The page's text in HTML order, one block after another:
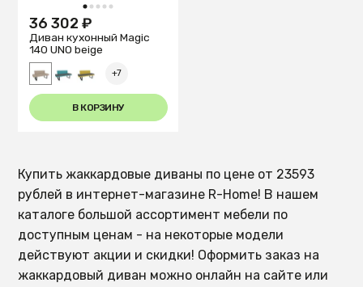
1 2 3 4 5
36 302 ₽
Диван кухонный Magiс
140 UNO beige
+7
В КОРЗИНУ
Купить жаккардовые диваны по цене от 23593
рублей в интернет-магазине R-Home! В нашем
каталоге большой ассортимент мебели по
доступным ценам - на некоторые модели
действуют акции и скидки! Оформить заказ на
жаккардовый диван можно онлайн на сайте или